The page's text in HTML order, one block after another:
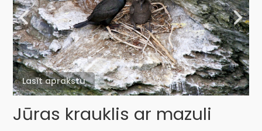
Lasīt aprakstu
Jūras krauklis ar mazuli